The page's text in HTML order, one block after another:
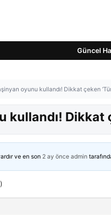
Güncel
oyunu kullandı! Dikkat çeken
kullandı! Dikkat
ve en son 2 ay önce admin